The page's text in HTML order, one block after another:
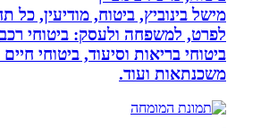
מישל בינוביץ, ביטוח, מודיעין, כל תחומי
לפרט, למשפחה ולעסק: ביטוחי רכב,
ביטוחי בריאות וסיעוד, ביטוחי חיים
משכנתאות ועוד.